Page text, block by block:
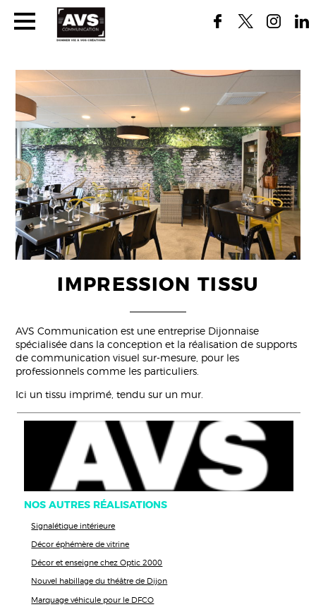
IMPRESSION TISSU
AVS Communication est une entreprise Dijonnaise
spécialisée dans la conception et la réalisation de supports
de communication visuel sur-mesure, pour les
professionnels comme les particuliers.
Ici un tissu imprimé, tendu sur un mur.
NOS AUTRES RÉALISATIONS
Signalétique intérieure
Décor éphémère de vitrine
Décor et enseigne chez Optic 2000
Nouvel habillage du théâtre de Dijon
Marquage véhicule pour le DFCO